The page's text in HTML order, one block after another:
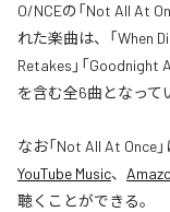
O/NCEの「Not All At
れた楽曲は、「When
Retakes」「Goodnight
を含む全6曲となって
なお「Not All At Once
YouTube Music、
聴くことができる。